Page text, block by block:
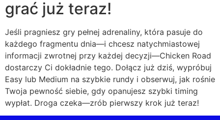
grać już teraz!
Jeśli pragniesz gry pełnej adrenaliny, która pasuje do
każdego fragmentu dnia—i chcesz natychmiastowej
informacji zwrotnej przy każdej decyzji—Chicken Road
dostarczy Ci dokładnie tego. Dołącz już dziś, wypróbuj
Easy lub Medium na szybkie rundy i obserwuj, jak rośnie
Twoja pewność siebie, gdy opanujesz szybki timing
wypłat. Droga czeka—zrób pierwszy krok już teraz!